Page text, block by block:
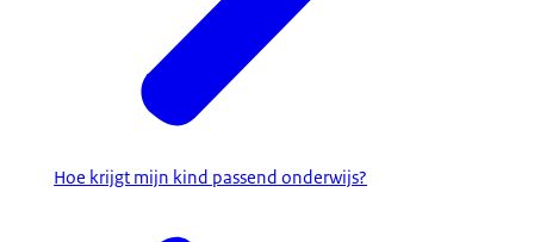
Hoe krijgt mijn kind passend onderwijs?